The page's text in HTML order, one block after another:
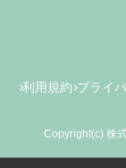
利用規約 プライ
Copyright(c) 株